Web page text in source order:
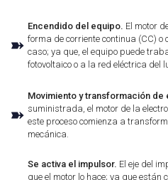
➽
Encendido del equipo. El motor
forma de corriente continua (CC) o
caso; ya que, el equipo puede
fotovoltaico o a la red eléctrica del
➽
Movimiento y transformación de
suministrada, el motor de la
este proceso comienza a
mecánica.
Se activa el impulsor. El eje del
que el motor lo hace; ya que están